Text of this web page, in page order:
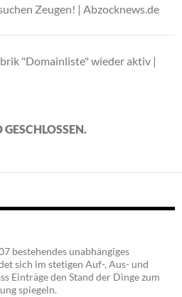
Zeugen! | Abzocknews.de
"Domainliste" wieder aktiv |
bestehendes unabhängiges
sich im stetigen Auf-, Aus- und
Einträge den Stand der Dinge zum
spiegeln.